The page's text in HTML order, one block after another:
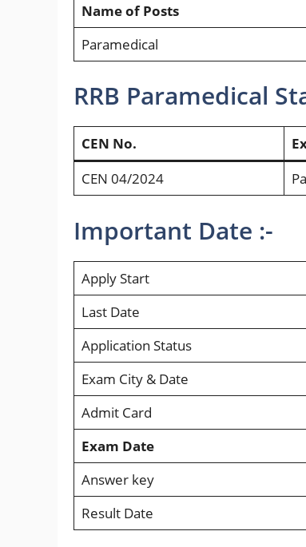
Name of Posts
Paramedical
RRB Paramedical
CEN No.
CEN 04/2024
Important Date :-
Apply Start
Last Date
Application Status
Exam City & Date
Admit Card
Exam Date
Answer key
Result Date